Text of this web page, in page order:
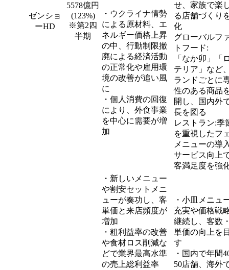
ゼンショ
ーHD
5578億円
(123%)
※第2四
半期
・ウクライナ情勢
による原材料、エ
ネルギー価格上昇
の中、行動制限撤
廃による経済活動
の正常化や雇用環
境の改善が追い風
に
・個人消費の回復
により、外食事業
を中心に需要が増
加
せ、家族で楽
る店舗づくり
化
グローバルフ
トフード:
「なか卯」「
テリア」など
ランドごとに
性のある商品
開し、国内外
長を図る
レストラン:季
を重視したフ
メニューの導
サービス向上
客満足度を強
・新しいメニュー
や割安セットメニ
ューが奏功し、客
単価と来店頻度が
増加
・粗利益率の改善
や食材ロス削減な
どで業界最高水準
の売上総利益率
・小皿メニュ
充実や価格戦
継続し、客数
単価の向上を
す
・国内で年間
50店舗、海外